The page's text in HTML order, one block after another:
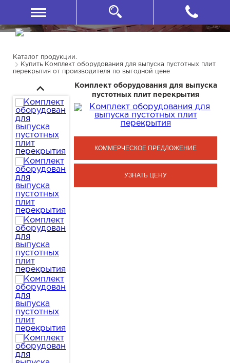
Каталог продукции.
Купить Комплект оборудования для выпуска пустотных плит
перекрытия от производителя по выгодной цене
Комплект оборудования для выпуска
пустотных плит перекрытия
КОММЕРЧЕСКОЕ ПРЕДЛОЖЕНИЕ
УЗНАТЬ ЦЕНУ